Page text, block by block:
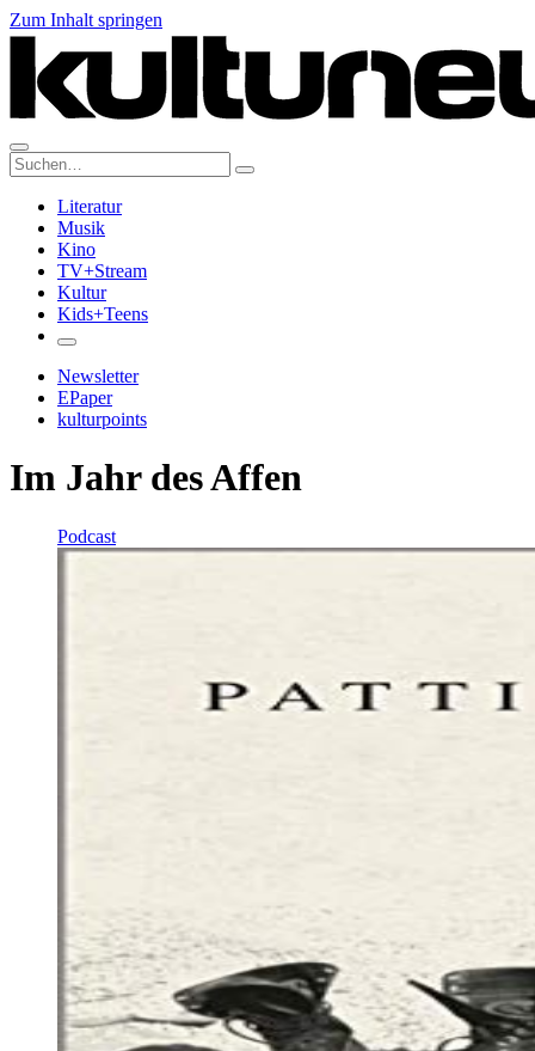
Zum Inhalt springen
Suche:
Literatur
Musik
Kino
TV+Stream
Kultur
Kids+Teens
Newsletter
EPaper
kulturpoints
Im Jahr des Affen
Podcast